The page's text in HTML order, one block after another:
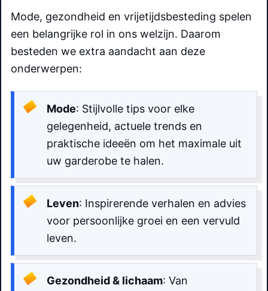
Mode, gezondheid en vrijetijdsbesteding spelen
een belangrijke rol in ons welzijn. Daarom
besteden we extra aandacht aan deze
onderwerpen:
Mode: Stijlvolle tips voor elke
gelegenheid, actuele trends en
praktische ideeën om het maximale uit
uw garderobe te halen.
Leven: Inspirerende verhalen en advies
voor persoonlijke groei en een vervuld
leven.
Gezondheid & lichaam: Van